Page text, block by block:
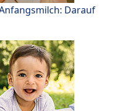
Darauf